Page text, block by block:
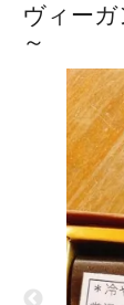
ヴィー
～